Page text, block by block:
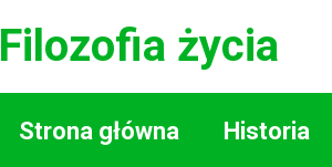
Filozofia życia
Strona główna Historia